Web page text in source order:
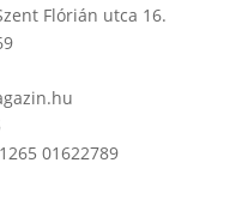
Flórián utca 16.
01622789